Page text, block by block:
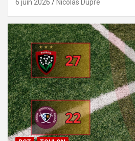
6 juin 2026 Nicolas Dupre